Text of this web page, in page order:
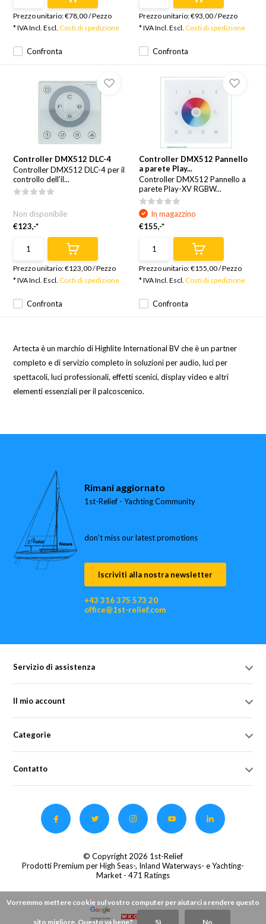
Confronta
Prezzo unitario:€78,00/Pezzo
* IVA Incl. Escl.Costi di spedizione
Confronta
Prezzo unitario:€93,00/Pezzo
* IVA Incl. Escl. Costi di spedizione
Controller DMX512 DLC-4
Controller DMX512 DLC-4 per il
controllo dell'il...
Confronta
Non disponibile
€123,-*
Prezzo unitario:€123,00/Pezzo
* IVA Incl. Escl.Costi di spedizione
Controller DMX512 Pannello
a parete Play...
Controller DMX512 Pannello a
parete Play-XV RGBW...
Confronta
In magazzino
€155,-*
Prezzo unitario:€155,00/Pezzo
* IVA Incl. Escl. Costi di spedizione
Artecta è un marchio di Highlite International BV che è un partner
completo e di servizio completo in soluzioni per audio, luci per
spettacoli, luci professionali, effetti scenici, display video e altri
elementi essenziali per il palcoscenico.
Rimani aggiornato
1st-Relief - Yachting Community
don’t miss our latest promotions
Iscriviti alla nostra newsletter
+43 316 375 573 20
office@1st-relief.com
Servizio di assistenza
Il mio account
Categorie
Contatto
© Copyright 2026 1st-Relief
Prodotti Premium per High Seas-, Inland Waterways- e Yachting-
Market - 471 Ratings
Vorremmo mettere cookie sul vostro computer per aiutarci a rendere questo
sito migliore. Questo va bene? Sì No